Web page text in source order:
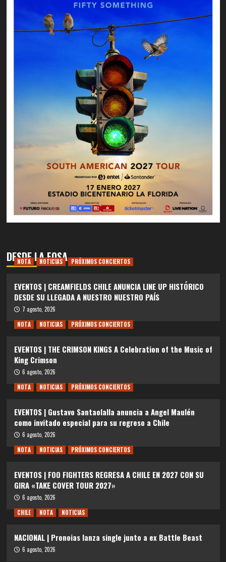
DESDE LA FOSA
NOTA NOTICIAS PRÓXIMOS CONCIERTOS
EVENTOS | CREAMFIELDS CHILE ANUNCIA LINE UP HISTÓRICO
DESDE SU LLEGADA A NUESTRO NUESTRO PAÍS
7 agosto, 2026
NOTA
NOTICIAS PRÓXIMOS CONCIERTOS
EVENTOS | THE CRIMSON KINGS A Celebration of the Music of
King Crimson
6 agosto, 2026
NOTA
NOTICIAS PRÓXIMOS CONCIERTOS
EVENTOS | Gustavo Santaolalla anuncia a Angel Maulén
como invitado especial para su regreso a Chile
6 agosto, 2026
NOTA
NOTICIAS PRÓXIMOS CONCIERTOS
EVENTOS | FOO FIGHTERS REGRESA A CHILE EN 2027 CON SU
GIRA «TAKE COVER TOUR 2027»
6 agosto, 2026
CHILE
NOTA NOTICIAS
NACIONAL | Pronoias lanza single junto a ex Battle Beast
6 agosto, 2026